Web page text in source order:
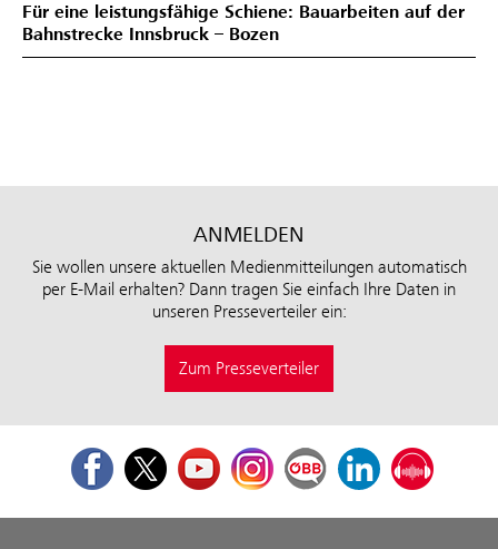
Für eine leistungsfähige Schiene: Bauarbeiten auf der
Bahnstrecke Innsbruck – Bozen
ANMELDEN
Sie wollen unsere aktuellen Medienmitteilungen automatisch
per E-Mail erhalten? Dann tragen Sie einfach Ihre Daten in
unseren Presseverteiler ein:
Zum Presseverteiler
FacebookTwitterYoutubeInstagramÖBB Corporate Blog
LinkedInPodcast